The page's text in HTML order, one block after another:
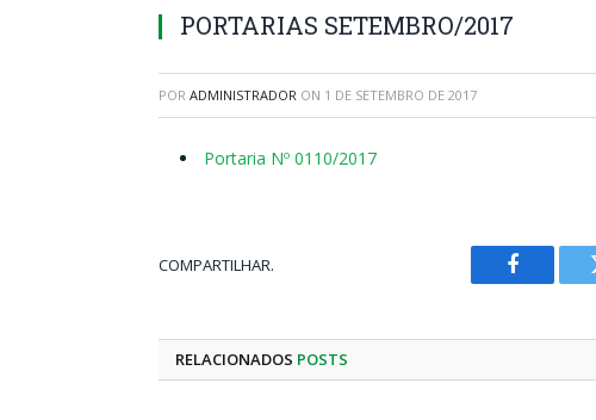
PORTARIAS SETEMBRO/2017
POR ADMINISTRADOR ON 1 DE SETEMBRO DE 2017
Portaria Nº 0110/2017
COMPARTILHAR.
Facebook
RELACIONADOS POSTS